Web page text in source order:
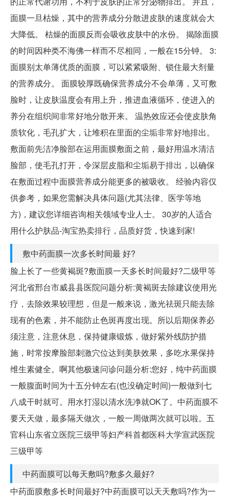
面膜一旦枯燥，其中的营养成分分散进皮肤的速度就会大
大降低。 枯燥的面膜反而会吸收皮肤中的水份。 揭除面膜
的时间因种类不海佛一样而不尽相同，一般在15分钟。 3:
面膜别太单薄优质的面膜，可以紧紧吸附、锁住最大剂量
的营养成分。 面膜较厚既确保营养成分不会单薄，又可敷
脸时，让皮肤温度会有用上升，推进血液循环，使进入的
养分在组织间非常好地分散开来。 温热效应还会使皮肤角
质软化，毛孔扩大，让堆积在里面的尘垢非常好地排出。
敷面前先洁净脸部在运用面膜敷面之前，最好用温水清洁
脸部，使毛孔打开，令深层皮脂和尘垢易于排出，以确保
在敷面过程中面膜营养成分能更多的被吸收。 经验内容仅
供参考，如果您需解决具体问题(尤其法律、医学等地
方)，建议您详细咨询相关领域专业人士。 30岁的人适合
用什么护肤品-淘宝热卖排行，品质好货，快速到家!
敷中药面膜一次多长时间最 好?
脸上长了一些黄褐斑?敷面膜一天多长时间最好?二级甲等
河北省邢台市威县县医院问题分析:黄褐斑去除建议使用光
疗，去除效果较理想，但是一般来说，激光祛斑只能去除
现有的色素，并不能防止色斑再度出现。所以后期保养必
须注意，注意休息，保持健康锻炼，做好紫外线防护措
施，时常按摩脸部刺激穴位达到美肤效果，多吃水果保持
维生素健全。啊其他极速问诊问题分析:您好，纯中药面膜
一般腹面时间为十五分钟左右(也没确定时间)一般做到七
八成干时就可。用水打湿以清水洗净就OK了。中药面膜不
要天天做，最多隔天做次，一般一周做两次就可以啦。五
官科山东省立医院三级甲等妇产科首都医科大学宣武医院
三级甲等
中药面膜可以每天敷吗?敷多久最好?
中药面膜敷多长时间最好?中药面膜可以天天敷吗?作为一